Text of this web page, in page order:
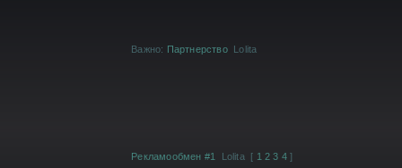
Важно: Партнерство Lolita
Рекламообмен #1 Lolita [ 1 2 3 4 ]